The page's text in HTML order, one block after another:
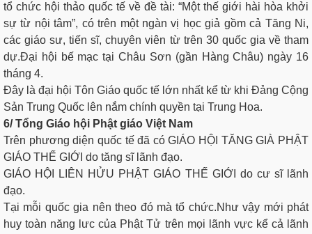
tổ chức hội thảo quốc tế về đề tài: “Một thế giới hài hòa khởi
sự từ nội tâm”, có trên một ngàn vị học giả gồm cả Tăng Ni,
các giáo sư, tiến sĩ, chuyên viên từ trên 30 quốc gia về tham
dự.Đại hội bế mạc tại Châu Sơn (gần Hàng Châu) ngày 16
tháng 4.
Đây là đại hội Tôn Giáo quốc tế lớn nhất kể từ khi Đảng Cộng
Sản Trung Quốc lên nắm chính quyền tại Trung Hoa.
6/ Tổng Giáo hội Phật giáo Việt Nam
Trên phương diện quốc tế đã có GIÁO HỘI TĂNG GIÀ PHẬT
GIÁO THẾ GIỚI do tăng sĩ lãnh đạo.
GIÁO HỘI LIÊN HỬU PHẬT GIÁO THẾ GIỚI do cư sĩ lãnh
đạo.
Tại mỗi quốc gia nên theo đó mà tổ chức.Như vậy mới phát
huy toàn năng lưc của Phật Tử trên mọi lãnh vực kể cả lãnh